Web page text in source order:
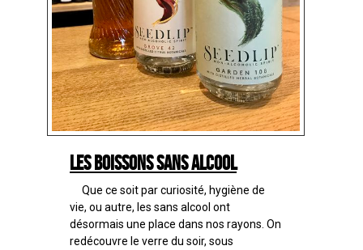
Les boissons sans alcool
Que ce soit par curiosité, hygiène de
vie, ou autre, les sans alcool ont
désormais une place dans nos rayons. On
redécouvre le verre du soir, sous